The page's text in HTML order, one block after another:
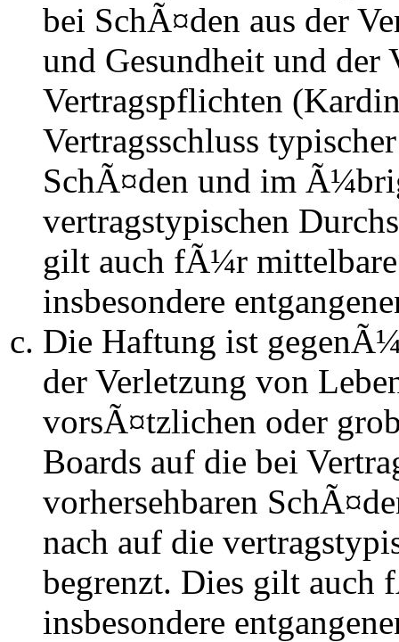
bei SchÃ¤den aus der
und Gesundheit und der
Vertragspflichten
Vertragsschluss
SchÃ¤den und im
vertragstypischen
gilt auch fÃ¼r
insbesondere
Die Haftung ist
der Verletzung von
vorsÃ¤tzlichen oder
Boards auf die bei
vorhersehbaren
nach auf die
begrenzt. Dies gilt auch
insbesondere